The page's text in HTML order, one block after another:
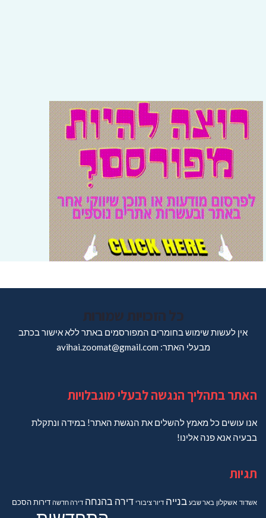
כל הזכויות שמורות
אין לעשות שימוש בחומרים המפורסמים באתר ללא אישור בכתב
מבעלי האתר: avihai.zoomat@gmail.com
האתר בתהליך הנגשה לבעלי מוגבלויות
אנו עושים כל מאמץ להשלים את הנגשת האתר! במידה ונתקלת
בבעיה אנא פנה אלינו!
תגיות
אשדוד אשקלון באר שבע בנייה דיור ציבורי דירה בהנחה דירה חדשה דירותהסכם